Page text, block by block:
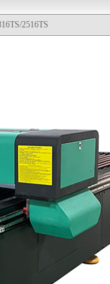
2516TS